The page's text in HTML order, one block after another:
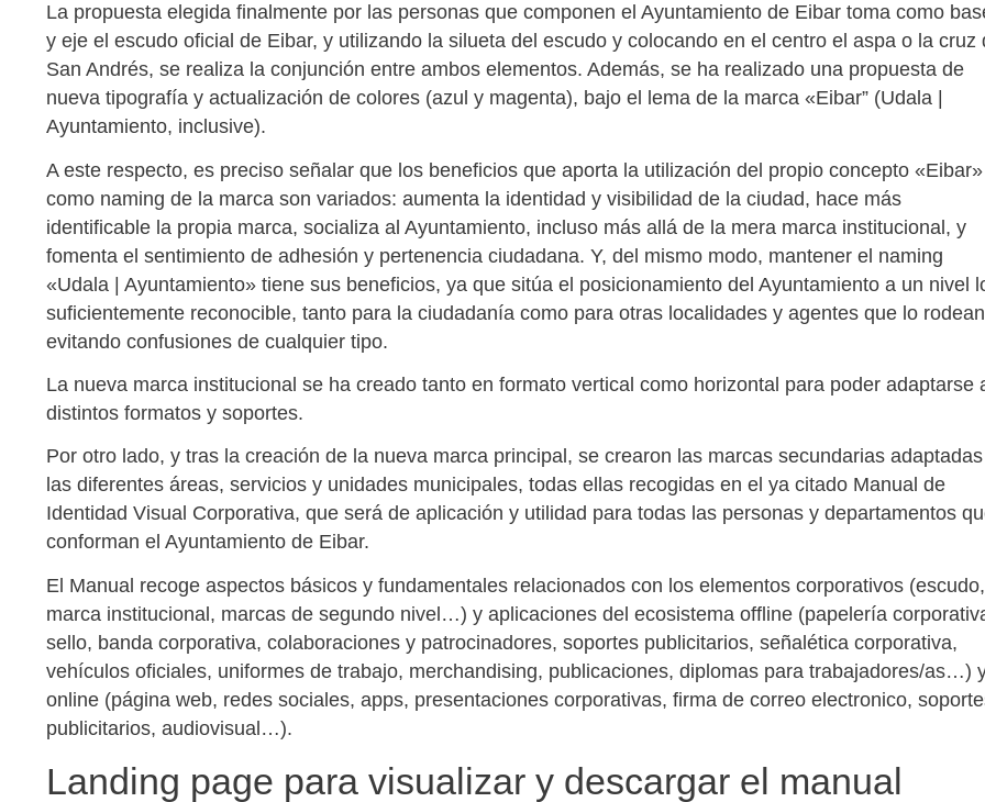
La propuesta elegida finalmente por las personas que componen el Ayuntamiento de Eibar toma como
y eje el escudo oficial de Eibar, y utilizando la silueta del escudo y colocando en el centro el aspa o la cruz
San Andrés, se realiza la conjunción entre ambos elementos. Además, se ha realizado una propuesta de
nueva tipografía y actualización de colores (azul y magenta), bajo el lema de la marca «Eibar” (Udala |
Ayuntamiento, inclusive).
A este respecto, es preciso señalar que los beneficios que aporta la utilización del propio concepto «Eibar»
como naming de la marca son variados: aumenta la identidad y visibilidad de la ciudad, hace más
identificable la propia marca, socializa al Ayuntamiento, incluso más allá de la mera marca institucional, y
fomenta el sentimiento de adhesión y pertenencia ciudadana. Y, del mismo modo, mantener el naming
«Udala | Ayuntamiento» tiene sus beneficios, ya que sitúa el posicionamiento del Ayuntamiento a un nivel
suficientemente reconocible, tanto para la ciudadanía como para otras localidades y agentes que lo
evitando confusiones de cualquier tipo.
La nueva marca institucional se ha creado tanto en formato vertical como horizontal para poder adaptarse
distintos formatos y soportes.
Por otro lado, y tras la creación de la nueva marca principal, se crearon las marcas secundarias
las diferentes áreas, servicios y unidades municipales, todas ellas recogidas en el ya citado Manual de
Identidad Visual Corporativa, que será de aplicación y utilidad para todas las personas y departamentos
conforman el Ayuntamiento de Eibar.
El Manual recoge aspectos básicos y fundamentales relacionados con los elementos corporativos (escudo,
marca institucional, marcas de segundo nivel…) y aplicaciones del ecosistema offline (papelería
sello, banda corporativa, colaboraciones y patrocinadores, soportes publicitarios, señalética corporativa,
vehículos oficiales, uniformes de trabajo, merchandising, publicaciones, diplomas para trabajadores/as…)
online (página web, redes sociales, apps, presentaciones corporativas, firma de correo electronico,
publicitarios, audiovisual…).
Landing page para visualizar y descargar el manual